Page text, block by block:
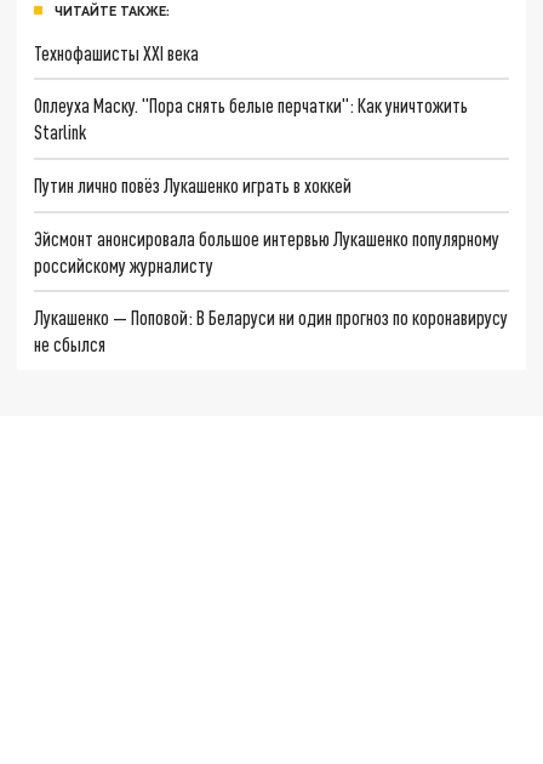
ЧИТАЙТЕ ТАКЖЕ:
Технофашисты XXI века
Оплеуха Маску. "Пора снять белые перчатки": Как уничтожить
Starlink
Путин лично повёз Лукашенко играть в хоккей
Эйсмонт анонсировала большое интервью Лукашенко популярному
российскому журналисту
Лукашенко — Поповой: В Беларуси ни один прогноз по коронавирусу
не сбылся